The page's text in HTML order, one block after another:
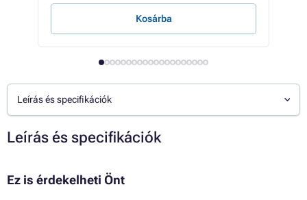
Kosárba
Leírás és specifikációk
Leírás és specifikációk
Ez is érdekelheti Önt